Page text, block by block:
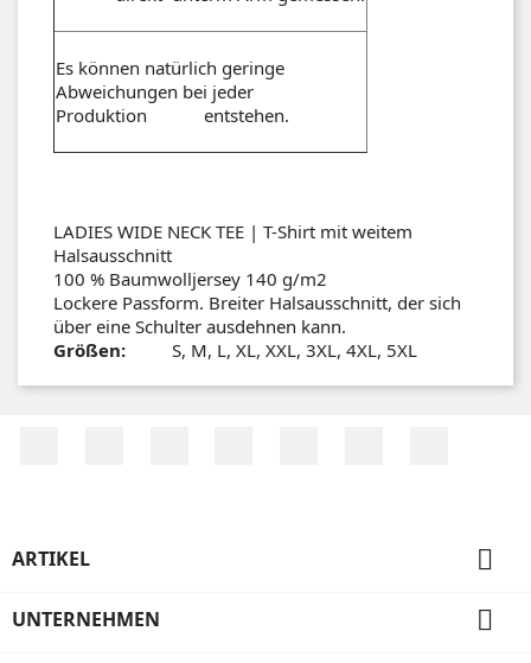
Es können natürlich geringe
Abweichungen bei jeder
Produktion entstehen.
LADIES WIDE NECK TEE | T-Shirt mit weitem
Halsausschnitt
100 % Baumwolljersey 140 g/m2
Lockere Passform. Breiter Halsausschnitt, der sich
über eine Schulter ausdehnen kann.
Größen:
S, M, L, XL, XXL, 3XL, 4XL, 5XL
ARTIKEL 
UNTERNEHMEN 